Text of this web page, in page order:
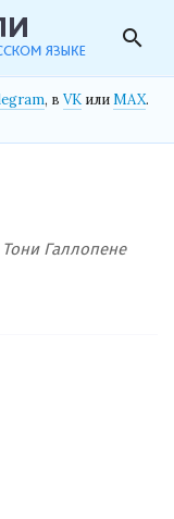
search
, в VK илиMAX.
Галлопене